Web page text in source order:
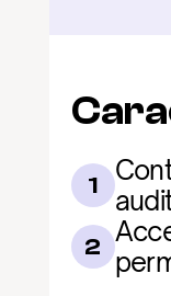
1
2